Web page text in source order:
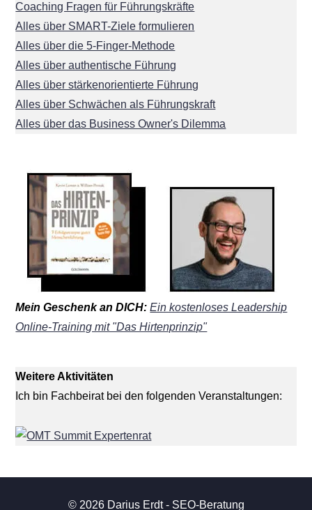
Coaching Fragen für Führungskräfte
Alles über SMART-Ziele formulieren
Alles über die 5-Finger-Methode
Alles über authentische Führung
Alles über stärkenorientierte Führung
Alles über Schwächen als Führungskraft
Alles über das Business Owner's Dilemma
Mein Geschenk an DICH:Ein kostenloses Leadership
Online-Training mit "Das Hirtenprinzip"
Weitere Aktivitäten
Ich bin Fachbeirat bei den folgenden Veranstaltungen:
© 2026 Darius Erdt - SEO-Beratung